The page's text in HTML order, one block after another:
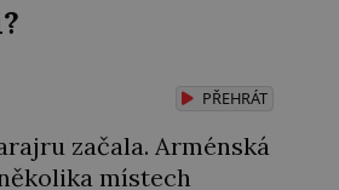
PŘEHRÁT
začala. Arménská
místech